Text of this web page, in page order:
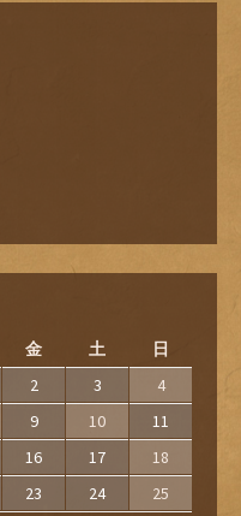
金 土 日
2 3
4
9 10
11
16 17
18
23 24
25